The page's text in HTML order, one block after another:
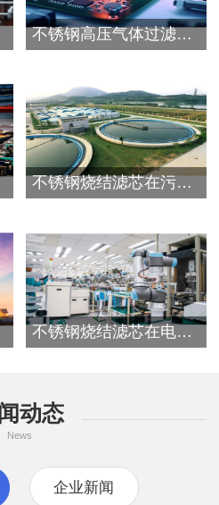
不锈钢高压气体过滤器在压缩空气中的应用案
不锈钢烧结滤芯在污水处理行业应用
不锈钢烧结滤芯在电子行业应用
动态
News
企业新闻